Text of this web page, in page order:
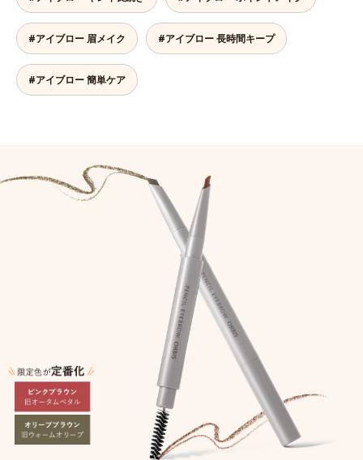
#アイブロー 眉メイク #アイブロー 長時間キープ
#アイブロー 簡単ケア